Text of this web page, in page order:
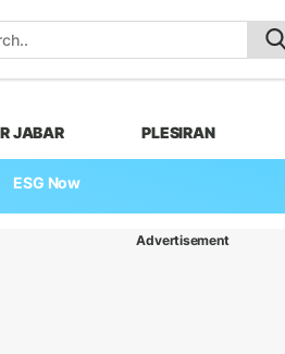
JABAR PLESIRAN
ESG Now
Advertisement